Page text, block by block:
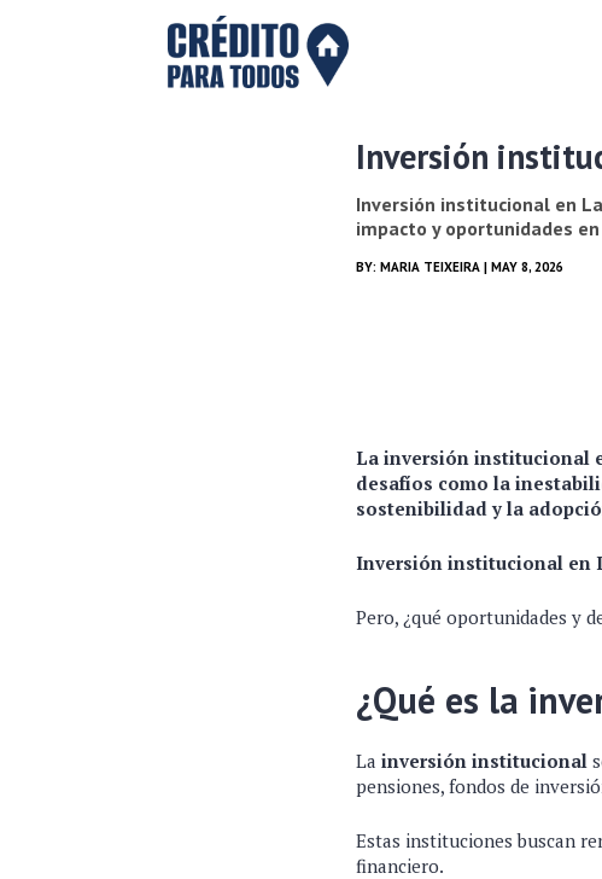
Inversión
Inversión institucional en
impacto y oportunidades
BY: MARIA TEIXEIRA | MAY 8, 2026
La inversión institucional
desafíos como la
sostenibilidad y la
Inversión institucional en
Pero, ¿qué oportunidades y
¿Qué es la
La inversión institucional
pensiones, fondos de
Estas instituciones buscan
financiero.